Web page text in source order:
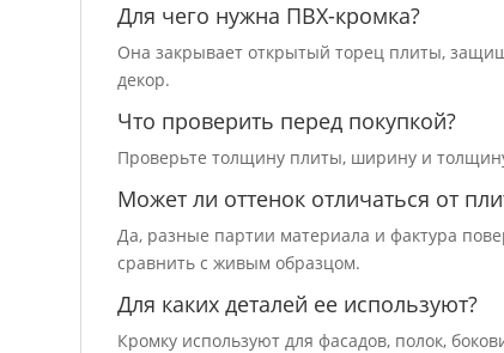
Для чего нужна ПВХ-кромка?
Она закрывает открытый торец плиты,
декор.
Что проверить перед покупкой?
Проверьте толщину плиты, ширину и толщину
Может ли оттенок отличаться от
Да, разные партии материала и фактура
сравнить с живым образцом.
Для каких деталей ее используют?
Кромку используют для фасадов, полок,